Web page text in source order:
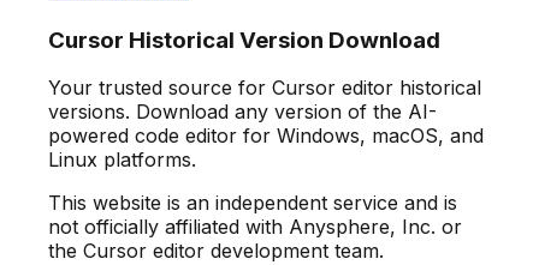
Cursor Historical Version Download
Your trusted source for Cursor editor historical
versions. Download any version of the AI-
powered code editor for Windows, macOS, and
Linux platforms.
This website is an independent service and is
not officially affiliated with Anysphere, Inc. or
the Cursor editor development team.